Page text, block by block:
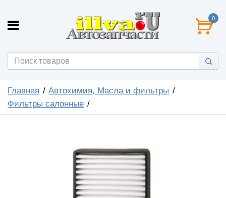
0
Главная
Автохимия, Масла и фильтры
Фильтры салонные